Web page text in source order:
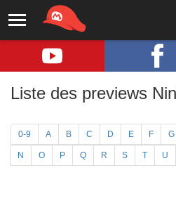
Liste des previews
0-9 A B C D E F G
N O P Q R S T U